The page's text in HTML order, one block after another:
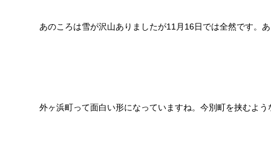
あのころは雪が沢山ありましたが11月16日では全然です。
外ヶ浜町って面白い形になっていますね。今別町を挟むよう